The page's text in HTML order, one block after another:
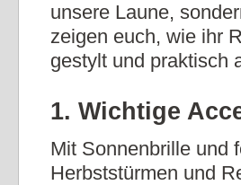
unsere Laune,
zeigen euch, wie ihr
gestylt und praktisch
1. Wichtige
Mit Sonnenbrille und
Herbststürmen und